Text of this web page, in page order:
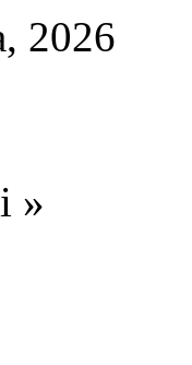
2026
»